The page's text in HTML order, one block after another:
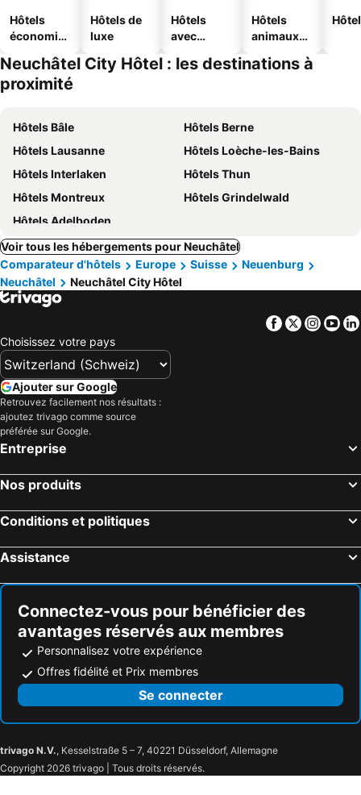
Hôtels
économiq
Hôtels de
luxe
Hôtels
avec
Hôtels
animaux
Neuchâtel City Hôtel : les destinations à
proximité
Hôtels Bâle
Hôtels Berne
Hôtels Lausanne
Hôtels Loèche-les-Bains
Hôtels Interlaken
Hôtels Thun
Hôtels Montreux
Hôtels Grindelwald
Hôtels Adelboden
Voir tous les hébergements pour Neuchâtel
Comparateur d'hôtels
Europe Suisse
Neuenburg
Neuchâtel
Neuchâtel City Hôtel
Facebook
Twitter
Choisissez votre pays
Ajouter sur Google
Retrouvez facilement nos résultats :
ajoutez trivago comme source
préférée sur Google.
Entreprise
Nos produits
Conditions et politiques
Assistance
Connectez-vous pour bénéficier des
avantages réservés aux membres
Personnalisez votre expérience
Offres fidélité et Prix membres
Se connecter
trivago N.V., Kesselstraße 5 – 7, 40221 Düsseldorf, Allemagne
Copyright 2026 trivago | Tous droits réservés.